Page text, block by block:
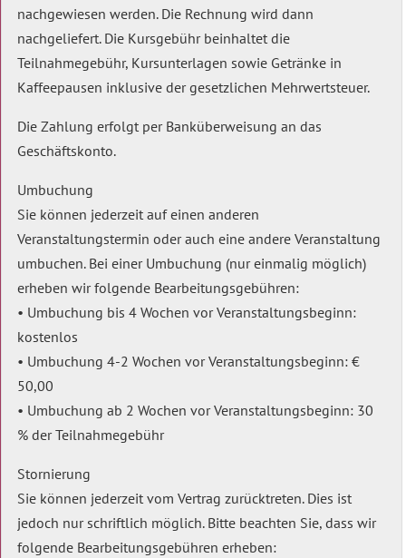
nachgewiesen werden. Die Rechnung wird dann
nachgeliefert. Die Kursgebühr beinhaltet die
Teilnahmegebühr, Kursunterlagen sowie Getränke in
Kaffeepausen inklusive der gesetzlichen Mehrwertsteuer.
Die Zahlung erfolgt per Banküberweisung an das
Geschäftskonto.
Umbuchung
Sie können jederzeit auf einen anderen
Veranstaltungstermin oder auch eine andere Veranstaltung
umbuchen. Bei einer Umbuchung (nur einmalig möglich)
erheben wir folgende Bearbeitungsgebühren:
• Umbuchung bis 4 Wochen vor Veranstaltungsbeginn:
kostenlos
• Umbuchung 4-2 Wochen vor Veranstaltungsbeginn: €
50,00
• Umbuchung ab 2 Wochen vor Veranstaltungsbeginn: 30
% der Teilnahmegebühr
Stornierung
Sie können jederzeit vom Vertrag zurücktreten. Dies ist
jedoch nur schriftlich möglich. Bitte beachten Sie, dass wir
folgende Bearbeitungsgebühren erheben: